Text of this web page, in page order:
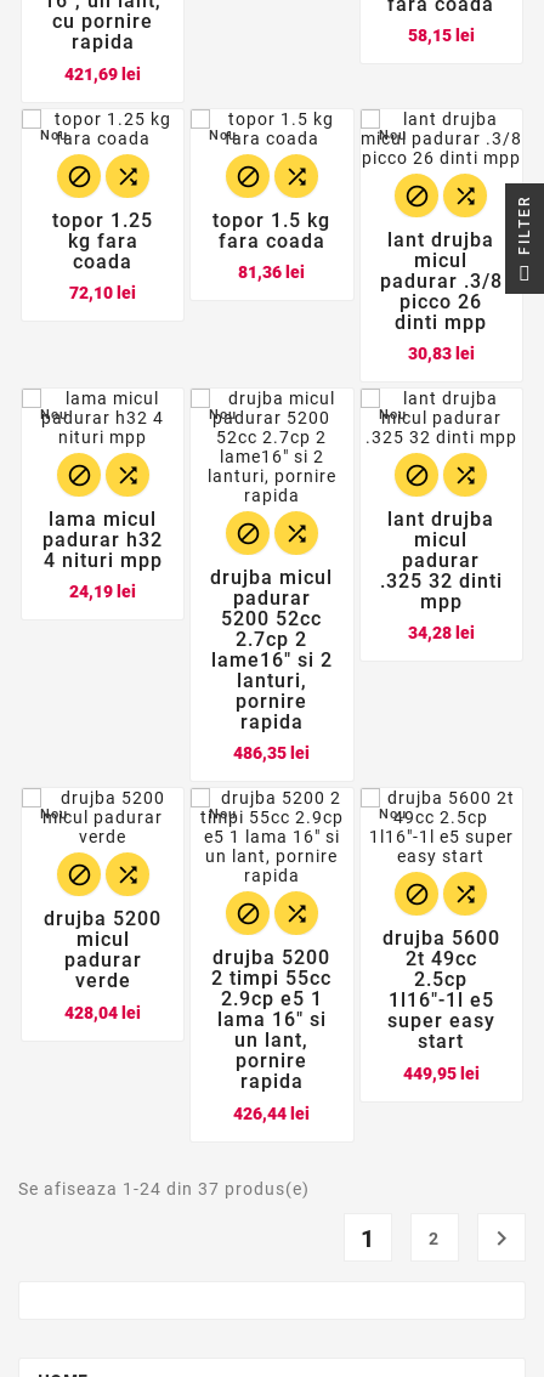
cu pornire
rapida
421,69 lei
58,15 leiPret
Nou
 
topor 1.25
kg fara
coada
72,10 lei
Nou
 
topor 1.5 kg
fara coada
81,36 lei
Nou
 
lant drujba
micul
padurar .3/8
picco 26
dinti mpp
30,83 leiPret
Nou
 
lama micul
padurar h32
4 nituri mpp
24,19 lei
Nou
 
drujba micul
padurar
5200 52cc
2.7cp 2
lame16" si 2
lanturi,
pornire
rapida
486,35 lei
Nou
 
lant drujba
micul
padurar
.325 32 dinti
mpp
34,28 leiPret
Nou
 
drujba 5200
micul
padurar
verde
428,04 lei
Nou
 
drujba 5200
2 timpi 55cc
2.9cp e5 1
lama 16" si
un lant,
pornire
rapida
426,44 lei
Nou
 
drujba 5600
2t 49cc
2.5cp
1l16"-1l e5
super easy
start
449,95 leiPret
Se afiseaza 1-24 din 37 produs(e)
1 2 
R